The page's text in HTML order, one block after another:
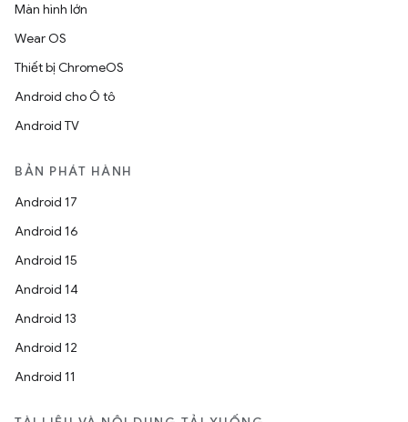
Màn hình lớn
Wear OS
Thiết bị ChromeOS
Android cho Ô tô
Android TV
BẢN PHÁT HÀNH
Android 17
Android 16
Android 15
Android 14
Android 13
Android 12
Android 11